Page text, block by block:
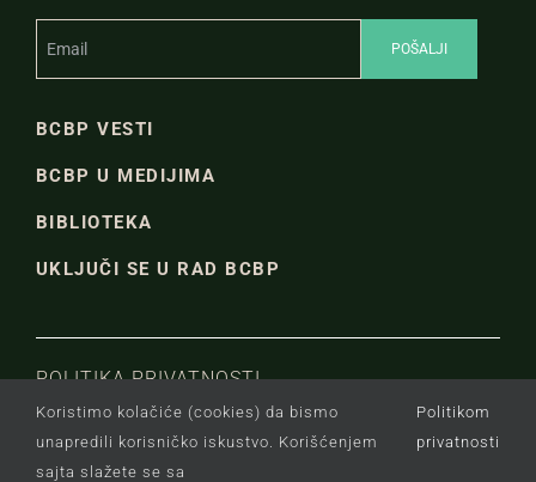
BCBP VESTI
BCBP U MEDIJIMA
BIBLIOTEKA
UKLJUČI SE U RAD BCBP
POLITIKA PRIVATNOSTI
Copyright © Beogradski centar za bezbednosnu
Koristimo kolačiće (cookies) da bismo
unapredili korisničko iskustvo. Korišćenjem
sajta slažete se sa
Politikom
privatnosti